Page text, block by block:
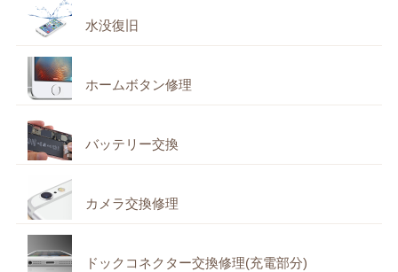
水没復旧
ホームボタン修理
バッテリー交換
カメラ交換修理
ドックコネクター交換修理(充電部分)